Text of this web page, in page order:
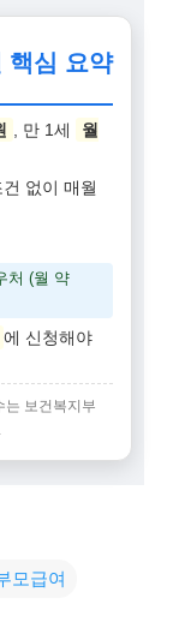
핵심 요약
, 만 1세
월
없이 매월
처 (월 약
에 신청해야
는 보건복지부
모급여